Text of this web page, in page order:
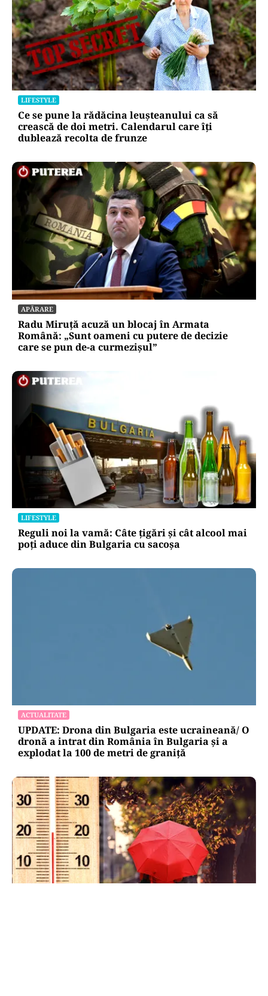
LIFESTYLE
Ce se pune la rădăcina leușteanului ca să
crească de doi metri. Calendarul care îți
dublează recolta de frunze
APĂRARE
Radu Miruță acuză un blocaj în Armata
Română: „Sunt oameni cu putere de decizie
care se pun de-a curmezișul”
LIFESTYLE
Reguli noi la vamă: Câte țigări și cât alcool mai
poți aduce din Bulgaria cu sacoșa
ACTUALITATE
UPDATE: Drona din Bulgaria este ucraineană/ O
dronă a intrat din România în Bulgaria şi a
explodat la 100 de metri de graniţă